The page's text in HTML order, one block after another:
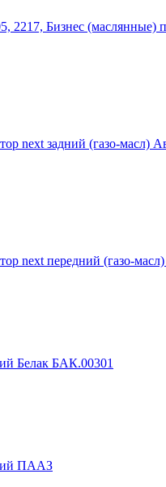
2217, Бизнес
next задний (газо-масл)
next передний (газо-
Белак БАК.00301
ПААЗ